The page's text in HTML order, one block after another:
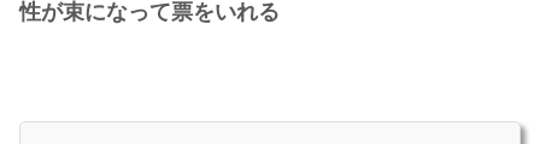
性が束になって票をいれる